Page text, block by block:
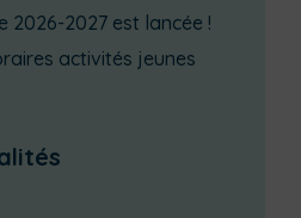
2026-2027 est lancée !
activités jeunes